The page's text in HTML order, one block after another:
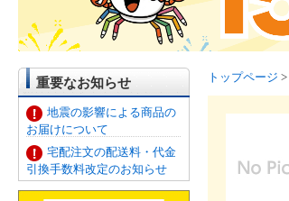
重要なお知らせ
地震の影響による商品の
お届けについて
宅配注文の配送料・代金
引換手数料改定のお知らせ
トップページ >